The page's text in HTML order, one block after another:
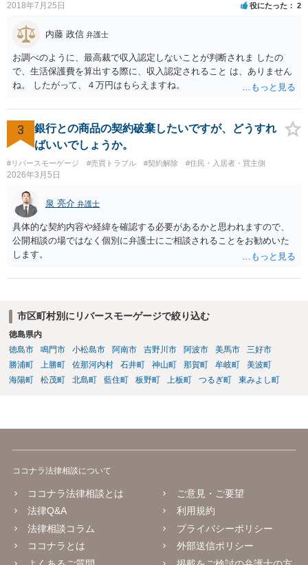
2018年7月25日 役にたった 2
内藤 政信 弁護士
お調べのように、最高裁で収入認定しないことが判断されま したの
で、生活保護費を算出する際に、収入認定されること は、ありません
ね。 したがって、４万円はもらえますね。
3
銀行との商品の契約破棄したいですが、どうすれ
ばいいでしょうか。
#リバースモーゲージ #売買トラブル #契約解除 #住民・入居者・買主側
2026年3月5日
泉 亮介 弁護士
具体的な契約内容や経緯を確認する必要があるかと思われますので、
公開相談の場ではなく個別に弁護士にご相談されることをお勧めいた
します。
市区町村別にリバースモーゲージで絞り込む
徳島県内
徳島市
鳴門市 小松島市 阿南市 吉野川市 阿波市 美馬市
三好市
勝浦町
上勝町 佐那河内村 石井町 神山町 那賀町 牟岐町
美波町
海陽町
松茂町 北島町 藍住町 板野町 上板町 つるぎ町 東みよし町
ココナラ法律相談について
ココナラ法律相談とは
法律Q&A
法律相談コラム
ココナラとは
ご意見・ご要望
利用規約
プライバシーポリシー
外部送信ポリシー